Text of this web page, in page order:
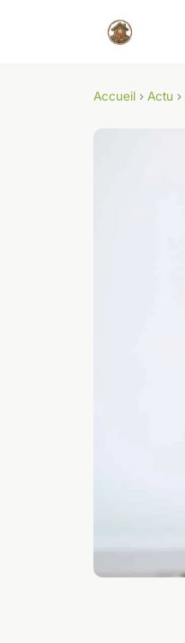
Accueil › Actu ›